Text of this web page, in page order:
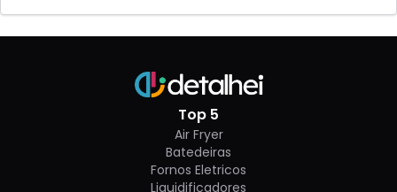
Top 5
Air Fryer
Batedeiras
Fornos Eletricos
Liquidificadores